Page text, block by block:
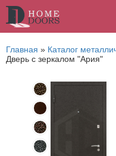
Главная » Каталог
Дверь с зеркалом "Ария"